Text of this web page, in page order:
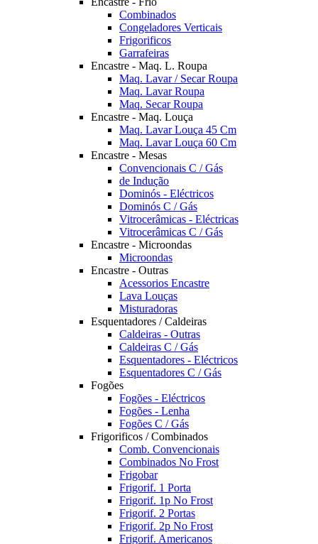
Combinados
Congeladores Verticais
Frigorificos
Garrafeiras
Encastre - Maq. L. Roupa
Maq. Lavar / Secar Roupa
Maq. Lavar Roupa
Maq. Secar Roupa
Encastre - Maq. Louça
Maq. Lavar Louça 45 Cm
Maq. Lavar Louça 60 Cm
Encastre - Mesas
Convencionais C / Gás
de Indução
Dominós - Eléctricos
Dominós C / Gás
Vitrocerâmicas - Eléctricas
Vitrocerâmicas C / Gás
Encastre - Microondas
Microondas
Encastre - Outras
Acessorios Encastre
Lava Louças
Misturadoras
Esquentadores / Caldeiras
Caldeiras - Outras
Caldeiras C / Gás
Esquentadores - Eléctricos
Esquentadores C / Gás
Fogões
Fogões - Eléctricos
Fogões - Lenha
Fogões C / Gás
Frigorificos / Combinados
Comb. Convencionais
Combinados No Frost
Frigobar
Frigorif. 1 Porta
Frigorif. 1p No Frost
Frigorif. 2 Portas
Frigorif. 2p No Frost
Frigorif. Americanos